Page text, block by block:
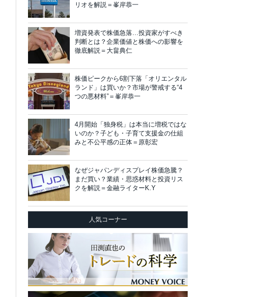
リオを解説＝峯岸恭一
増資発表で株価急落…投資家がすべき
判断とは？企業価値と株価への影響を
徹底解説＝大畠典仁
株価ピークから6割下落「オリエンタル
ランド」は買いか？市場が警戒する“4
つの悪材料”＝峯岸恭一
4月開始「独身税」は本当に増税ではな
いのか？子ども・子育て支援金の仕組
みと不公平感の正体＝原彰宏
なぜジャパンディスプレイ株価急騰？
まだ買い？業績・思惑材料と投資リス
クを解説＝金融ライターK.Y
人気コーナー